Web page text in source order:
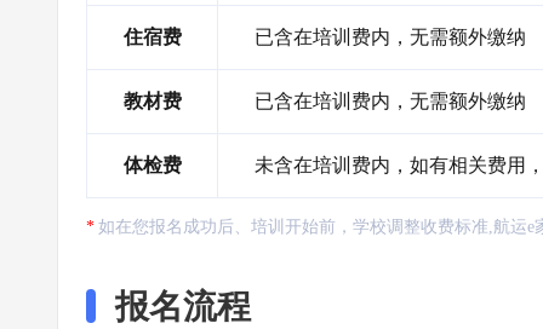
住宿费 已含在培训费内，无需额外缴纳
教材费 已含在培训费内，无需额外缴纳
体检费 未含在培训费内，如有相关费用
如在您报名成功后、培训开始前，学校调整收费标准,航运
报名流程